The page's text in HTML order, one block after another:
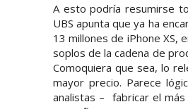
A esto podría resumirse
UBS apunta que ya ha
13 millones de iPhone
soplos de la cadena de
Comoquiera que sea, lo
mayor precio. Parece
analistas – fabricar el